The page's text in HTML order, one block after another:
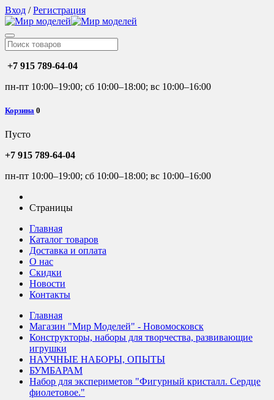
Вход /Регистрация
+7 915 789-64-04
пн-пт 10:00–19:00; сб 10:00–18:00; вс 10:00–16:00
Корзина 0
Пусто
+7 915 789-64-04
пн-пт 10:00–19:00; сб 10:00–18:00; вс 10:00–16:00
Страницы
Главная
Каталог товаров
Доставка и оплата
О нас
Скидки
Новости
Контакты
Главная
Магазин "Мир Моделей" - Новомосковск
Конструкторы, наборы для творчества, развивающие
игрушки
НАУЧНЫЕ НАБОРЫ, ОПЫТЫ
БУМБАРАМ
Набор для экспериметов "Фигурный кристалл. Сердце
фиолетовое."